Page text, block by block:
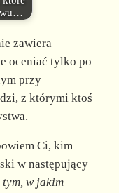
zawiera
oceniać tylko po
przy
z którymi ktoś
Ci, kim
w następujący
tym, w jakim